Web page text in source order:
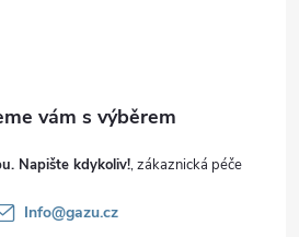
Napište kdykoliv!
Info@gazu.cz